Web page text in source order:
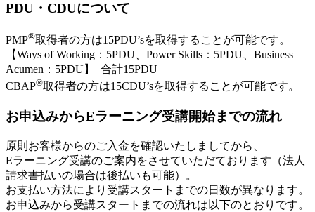
PDU・CDUについて
PMP®取得者の方は15PDU’sを取得することが可能です。
【Ways of Working：5PDU、Power Skills：5PDU、Business
Acumen：5PDU】 合計15PDU
CBAP®取得者の方は15CDU’sを取得することが可能です。
お申込みからEラーニング受講開始までの流れ
原則お客様からのご入金を確認いたしましてから、
Eラーニング受講のご案内をさせていただております（法人
請求書払いの場合は後払いも可能）。
お支払い方法により受講スタートまでの日数が異なります。
お申込みから受講スタートまでの流れは以下のとおりです。